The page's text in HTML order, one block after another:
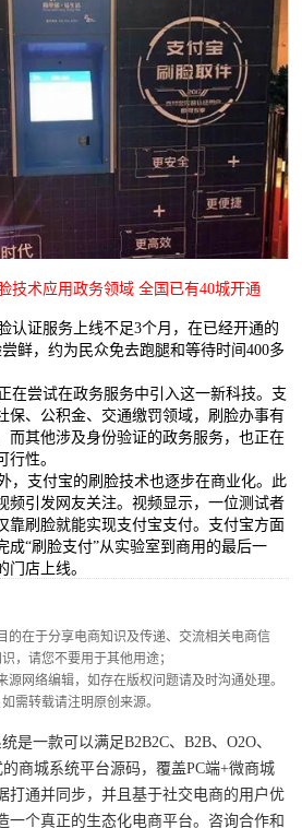
技术应用政务领域 全国已有40城开通
证服务上线不足3个月，在已经开通的
鲜，约为民众免去跑腿和等待时间400多
尝试在政务服务中引入这一新科技。支
保、公积金、交通缴罚领域，刷脸办事有
而其他涉及身份验证的政务服务，也正在
性。
支付宝的刷脸技术也逐步在商业化。此
频引发网友关注。视频显示，一位测试者
靠刷脸就能实现支付宝支付。支付宝方面
成“刷脸支付”从实验室到商用的最后一
门店上线。
的在于分享电商知识及传递、交流相关电商信
，请您不要用于其他用途；
网络编辑，如存在版权问题请及时沟通处理。
需转载请注明原创来源。
是一款可以满足B2B2C、B2B、O2O、
商城系统平台源码，覆盖PC端+微商城
打通并同步，并且基于社交电商的用户优
一个真正的生态化电商平台。咨询合作和